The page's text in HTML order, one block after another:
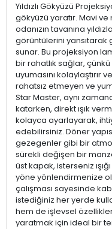
Yıldızlı Gökyüzü
gökyüzü yaratır. Mavi ve
odanızın tavanına
görüntülerini yansıtarak
sunar. Bu projeksiyon
bir rahatlık sağlar,
uyumasını kolaylaştırır
rahatsız etmeyen ve
Star Master, aynı
katarken, direkt ışık
kolayca ayarlayarak,
edebilirsiniz. Döner
gezegenler gibi bir
sürekli değişen bir
üst kapak, isterseniz
yöne yönlendirmenize
çalışması sayesinde
istediğiniz her yerde
hem de işlevsel
yaratmak için ideal bir